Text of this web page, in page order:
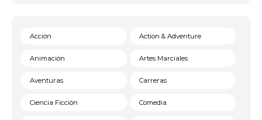
Acción Action & Adventure
Animación Artes Marciales
Aventuras Carreras
Ciencia Ficción Comedia